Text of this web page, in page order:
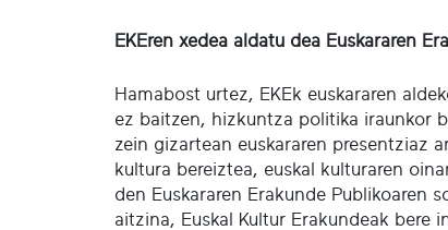
EKEren xedea aldatu dea Euskararen
Hamabost urtez, EKEk euskararen
ez baitzen, hizkuntza politika iraunkor
zein gizartean euskararen presentziaz
kultura bereiztea, euskal kulturaren
den Euskararen Erakunde Publikoaren
aitzina, Euskal Kultur Erakundeak